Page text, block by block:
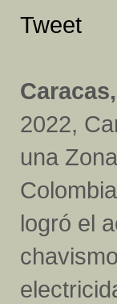
Tweet
2022,
una
logró el